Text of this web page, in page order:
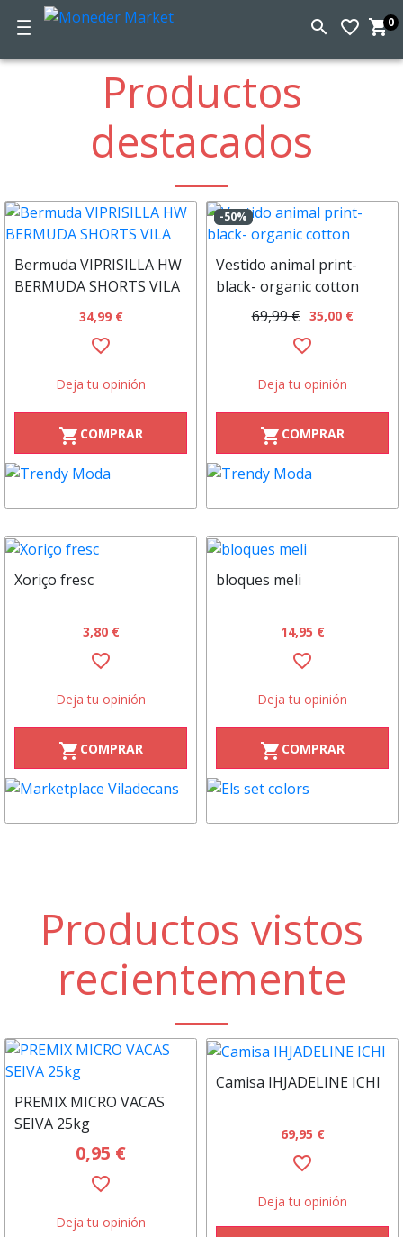
search favorite_border
la
0
shopping_cart
Moneder Productos
destacados
Bermuda VIPRISILLA HW
BERMUDA SHORTS VILA
34,99 €
favorite_border
Deja tu opinión
shopping_cart COMPRAR
Vestido animal print-
black- organic cotton
-50%
69,99 € 35,00 €
favorite_border
Deja tu opinión
shopping_cart COMPRAR
Xoriço fresc
3,80 €
favorite_border
Deja tu opinión
shopping_cart COMPRAR
bloques meli
14,95 €
favorite_border
Deja tu opinión
shopping_cart COMPRAR
Productos vistos
recientemente
PREMIX MICRO VACAS
SEIVA 25kg
0,95 €
favorite_border
Deja tu opinión
Camisa IHJADELINE ICHI
69,95 €
favorite_border
Deja tu opinión